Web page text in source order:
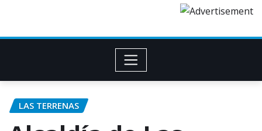
LAS TERRENAS